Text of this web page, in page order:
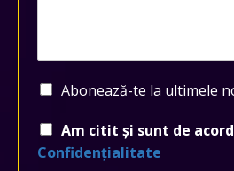
Abonează-te la ultimele
Am citit și sunt de
Confidențialitate